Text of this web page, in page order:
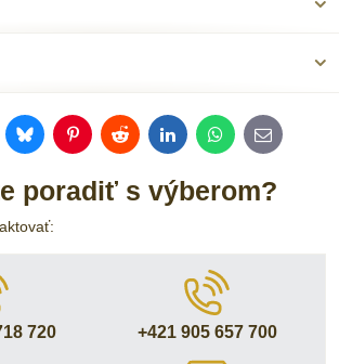
BlueskyPinterestRedditLinkedInWhatsApp
E-
mail
poradiť s výberom?
720 +421 905 657 700